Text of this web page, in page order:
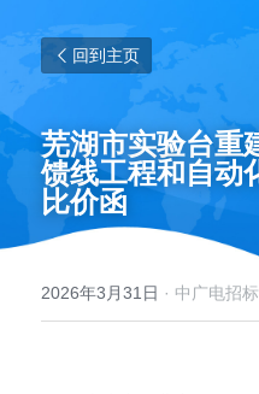
回到主页
芜湖市实验台重
馈线工程和自动
比价函
2026年3月31日 · 中广电招标,